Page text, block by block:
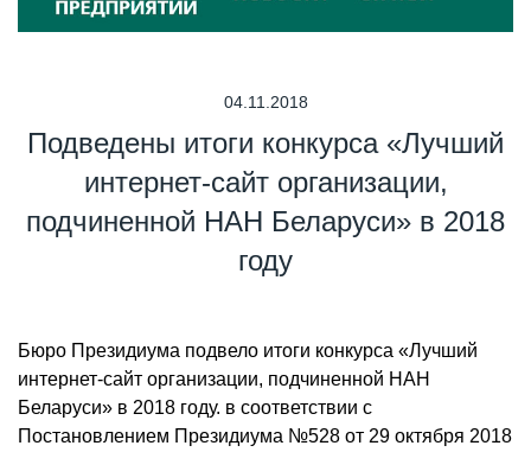
04.11.2018
Подведены итоги конкурса «Лучший
интернет-сайт организации,
подчиненной НАН Беларуси» в 2018
году
Бюро Президиума подвело итоги конкурса «Лучший
интернет-сайт организации, подчиненной НАН
Беларуси» в 2018 году. в соответствии с
Постановлением Президиума №528 от 29 октября 2018